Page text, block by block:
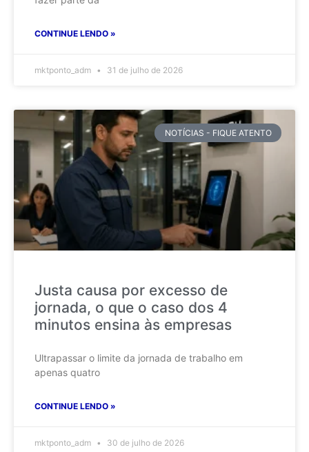
CONTINUE LENDO »
mktponto_adm 31 de julho de 2026
NOTÍCIAS - FIQUE ATENTO
Justa causa por excesso de
jornada, o que o caso dos 4
minutos ensina às empresas
Ultrapassar o limite da jornada de trabalho em
apenas quatro
CONTINUE LENDO »
mktponto_adm 30 de julho de 2026